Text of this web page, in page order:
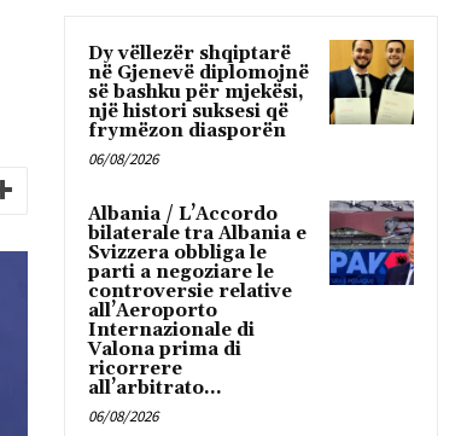
Dy vëllezër shqiptarë
në Gjenevë diplomojnë
së bashku për mjekësi,
një histori suksesi që
frymëzon diasporën
06/08/2026
Albania / L’Accordo
bilaterale tra Albania e
Svizzera obbliga le
parti a negoziare le
controversie relative
all’Aeroporto
Internazionale di
Valona prima di
ricorrere
all’arbitrato...
06/08/2026